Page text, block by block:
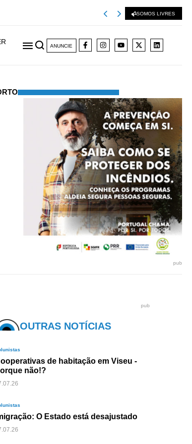
Viseu 2001
SOMOS LIVRES
ANUNCIE
pub
pub
OUTRAS NOTÍCIAS
de habitação em Viseu -
não!?
O Estado está desajustado